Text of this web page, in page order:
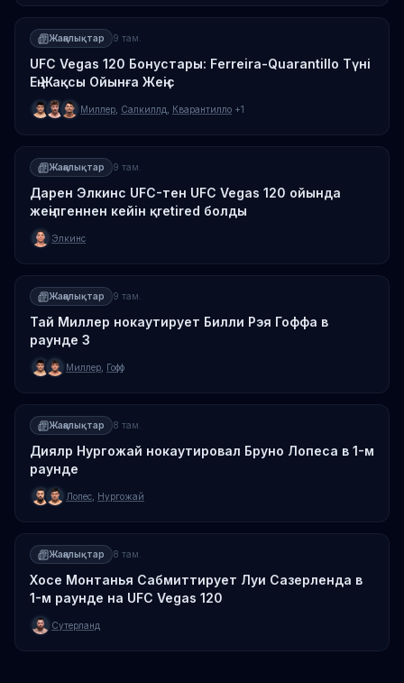
Жаңалықтар 9 там.
UFC Vegas 120 Бонустары: Ferreira-Quarantillo Түні
Ең Жақсы Ойынға Жеңіс
Миллер Салкиллд Кварантилло +1
Жаңалықтар 9 там.
Дарен Элкинс UFC-тен UFC Vegas 120 ойында
жеңілгеннен кейін қretired болды
Элкинс
Жаңалықтар 9 там.
Тай Миллер нокаутирует Билли Рэя Гоффа в
раунде 3
Миллер Гофф
Жаңалықтар 8 там.
Диялр Нургожай нокаутировал Бруно Лопеса в 1-м
раунде
Лопес Нургожай
Жаңалықтар 8 там.
Хосе Монтанья Сабмиттирует Луи Сазерленда в
1-м раунде на UFC Vegas 120
Сутерланд